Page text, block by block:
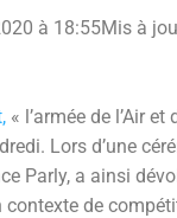
à 18:55Mis à
« l’armée de l’Air et
Lors d’une
Parly, a ainsi
contexte de